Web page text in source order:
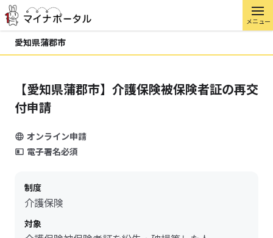
メニュー
愛知県蒲郡市
【愛知県蒲郡市】介護保険被保険者証の再交
付申請
オンライン申請
電子署名必須
制度
介護保険
対象